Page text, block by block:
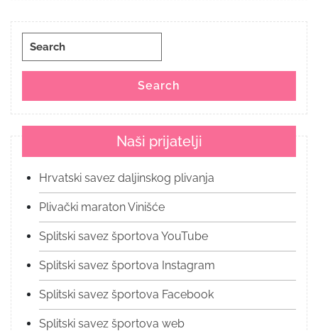
Search
Search
Naši prijatelji
Hrvatski savez daljinskog plivanja
Plivački maraton Vinišće
Splitski savez športova YouTube
Splitski savez športova Instagram
Splitski savez športova Facebook
Splitski savez športova web